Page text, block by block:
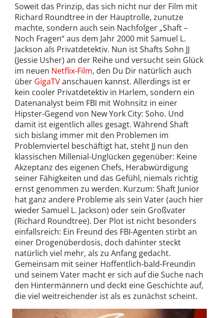
Soweit das Prinzip, das sich nicht nur der Film mit
Richard Roundtree in der Hauptrolle, zunutze
machte, sondern auch sein Nachfolger „Shaft –
Noch Fragen“ aus dem Jahr 2000 mit Samuel L.
Jackson als Privatdetektiv. Nun ist Shafts Sohn JJ
(Jessie Usher) an der Reihe und versucht sein Glück
im neuen Netflix-Film, den Du Dir natürlich auch
über GigaTVanschauen kannst. Allerdings ist er
kein cooler Privatdetektiv in Harlem, sondern ein
Datenanalyst beim FBI mit Wohnsitz in einer
Hipster-Gegend von New York City: Soho. Und
damit ist eigentlich alles gesagt. Während Shaft
sich bislang immer mit den Problemen im
Problemviertel beschäftigt hat, steht JJ nun den
klassischen Millenial-Unglücken gegenüber: Keine
Akzeptanz des eigenen Chefs, Herabwürdigung
seiner Fähigkeiten und das Gefühl, niemals richtig
ernst genommen zu werden. Kurzum: Shaft Junior
hat ganz andere Probleme als sein Vater (auch hier
wieder Samuel L. Jackson) oder sein Großvater
(Richard Roundtree). Der Plot ist nicht besonders
einfallsreich: Ein Freund des FBI-Agenten stirbt an
einer Drogenüberdosis, doch dahinter steckt
natürlich viel mehr, als zu Anfang gedacht.
Gemeinsam mit seiner Hoffentlich-bald-Freundin
und seinem Vater macht er sich auf die Suche nach
den Hintermännern und deckt eine Geschichte auf,
die viel weitreichender ist als es zunächst scheint.